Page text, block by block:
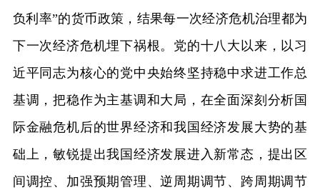
负利率”的货币政策，结果每一次经济危机治理都为
下一次经济危机埋下祸根。党的十八大以来，以习
近平同志为核心的党中央始终坚持稳中求进工作总
基调，把稳作为主基调和大局，在全面深刻分析国
际金融危机后的世界经济和我国经济发展大势的基
础上，敏锐提出我国经济发展进入新常态，提出区
间调控、加强预期管理、逆周期调节、跨周期调节